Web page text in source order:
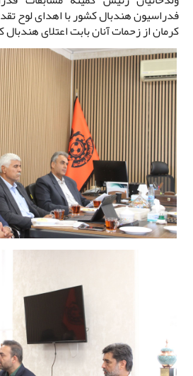
فدراسیون هندبال کشور با اهدای لوح
کرمان از زحمات آنان بابت اعتلای